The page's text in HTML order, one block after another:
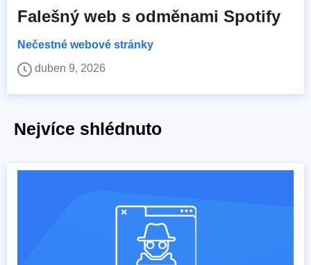
Falešný web s odměnami Spotify
Nečestné webové stránky
duben 9, 2026
Nejvíce shlédnuto